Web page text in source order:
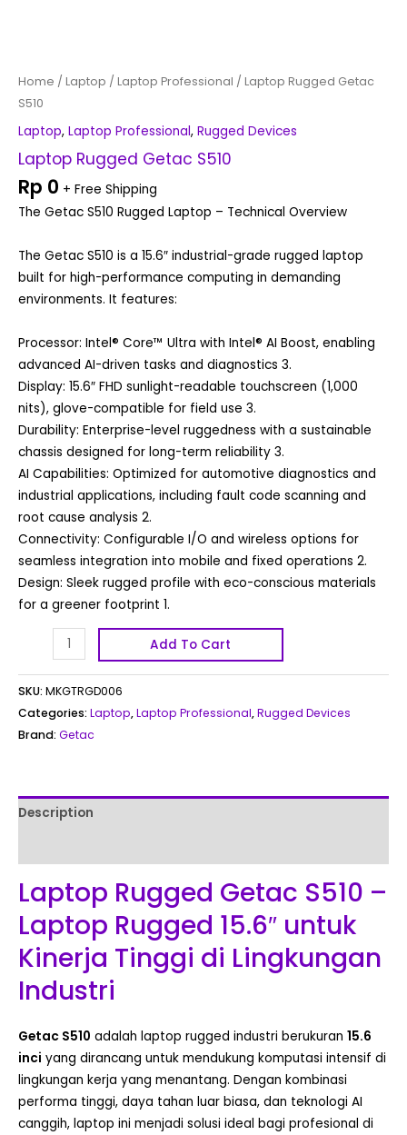
Home / Laptop / Laptop Professional / Laptop Rugged Getac
S510
Laptop, Laptop Professional, Rugged Devices
Laptop Rugged Getac S510
Rp 0 + Free Shipping
The Getac S510 Rugged Laptop – Technical Overview
The Getac S510 is a 15.6″ industrial-grade rugged laptop
built for high-performance computing in demanding
environments. It features:
Processor: Intel® Core™ Ultra with Intel® AI Boost, enabling
advanced AI-driven tasks and diagnostics 3.
Display: 15.6″ FHD sunlight-readable touchscreen (1,000
nits), glove-compatible for field use 3.
Durability: Enterprise-level ruggedness with a sustainable
chassis designed for long-term reliability 3.
AI Capabilities: Optimized for automotive diagnostics and
industrial applications, including fault code scanning and
root cause analysis 2.
Connectivity: Configurable I/O and wireless options for
seamless integration into mobile and fixed operations 2.
Design: Sleek rugged profile with eco-conscious materials
for a greener footprint 1.
Add To Cart
SKU: MKGTRGD006
Categories: Laptop,Laptop Professional,Rugged Devices
Brand: Getac
Description
Laptop Rugged Getac S510 –
Laptop Rugged 15.6″ untuk
Kinerja Tinggi di Lingkungan
Industri
Getac S510 adalah laptop rugged industri berukuran 15.6
inci yang dirancang untuk mendukung komputasi intensif di
lingkungan kerja yang menantang. Dengan kombinasi
performa tinggi, daya tahan luar biasa, dan teknologi AI
canggih, laptop ini menjadi solusi ideal bagi profesional di